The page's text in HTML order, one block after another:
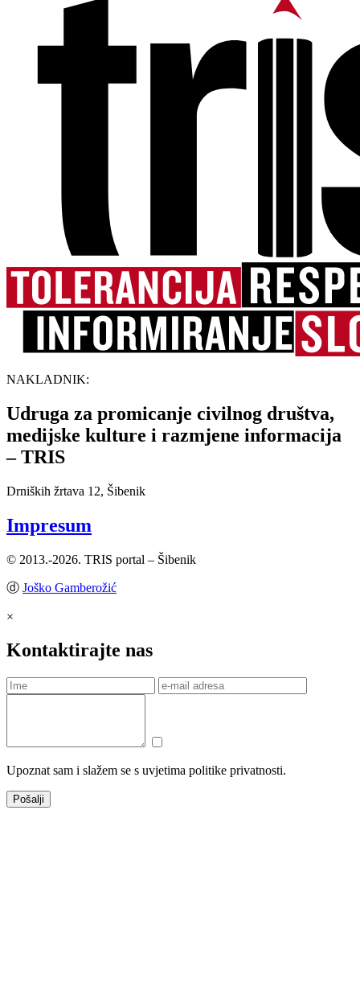
NAKLADNIK:
Udruga za promicanje civilnog društva,
medijske kulture i razmjene informacija
– TRIS
Drniških žrtava 12, Šibenik
Impresum
© 2013.-2026. TRIS portal – Šibenik
ⓓ Joško Gamberožić
×
Kontaktirajte nas
Upoznat sam i slažem se s uvjetima politike privatnosti.
Pošalji